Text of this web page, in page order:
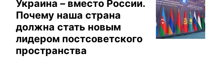
Украина – вместо России.
Почему наша страна
должна стать новым
лидером постсоветского
пространства